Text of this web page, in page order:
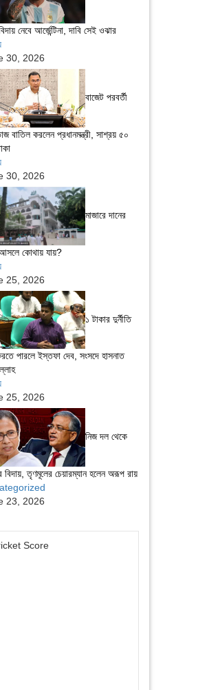
নেবে আর্জেন্টিনা, দাবি সেই ওঝার
30, 2026
বাজেট পরবর্তী
বাতিল করলেন প্রধানমন্ত্রী, সাশ্রয় ৫০
30, 2026
মাজারে দানের
কোথায় যায়?
25, 2026
১ টাকার দুর্নীতি
পারলে ইস্তফা দেব, সংসদে হাসনাত
25, 2026
নিজ দল থেকে
বিদায়, তৃণমূলের চেয়ারম্যান হলেন অরূপ রায়
23, 2026
Score